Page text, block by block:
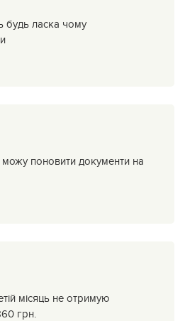
будь ласка чому
поновити документи на
місяць не отримую
грн.